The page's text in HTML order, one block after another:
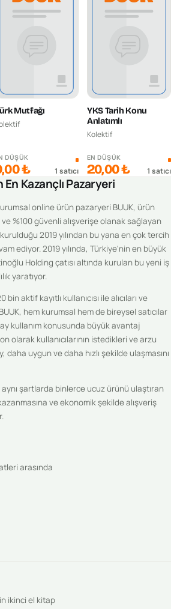
Mutfağı
DÜŞÜK
₺ 1 satıcı
YKS Tarih Konu
Anlatımlı
Kolektif
EN DÜŞÜK
20,00 ₺ 1 satıcı
Kazançlı Pazaryeri
online ürün pazaryeri BUUK, ürün
%100 güvenli alışverişe olanak sağlayan
2019 yılından bu yana en çok tercih
ediyor. 2019 yılında, Türkiye'nin en büyük
Holding çatısı altında kurulan bu yeni iş
yaratıyor.
aktif kayıtlı kullanıcısı ile alıcıları ve
hem kurumsal hem de bireysel satıcılar
kullanım konusunda büyük avantaj
olarak kullanıcılarının istedikleri ve arzu
uygun ve daha hızlı şekilde ulaşmasını
şartlarda binlerce ucuz ürünü ulaştıran
kazanmasına ve ekonomik şekilde alışveriş
arasında
ikinci el kitap